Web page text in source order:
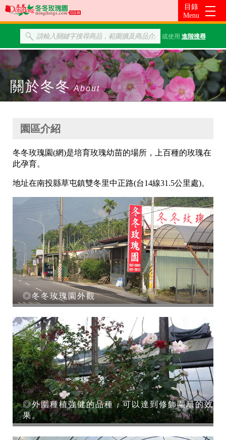
或使用 進階搜尋
關於冬冬 About
園區介紹
冬冬玫瑰園(網)是培育玫瑰幼苗的場所，上百種的玫瑰在
此孕育。
地址在南投縣草屯鎮雙冬里中正路(台14線31.5公里處)。
◎冬冬玫瑰園外觀
◎外圍種植強健的品種，可以達到修飾圍籬的效
果。